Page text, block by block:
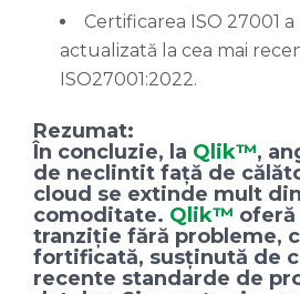
Certificarea ISO 27001 a
actualizată la cea mai
ISO27001:2022.
Rezumat:
În concluzie, la Qlik™,
de neclintit față de
cloud se extinde mult
comoditate. Qlik™ oferă
tranziție fără probleme,
fortificată, susținută de
recente standarde de